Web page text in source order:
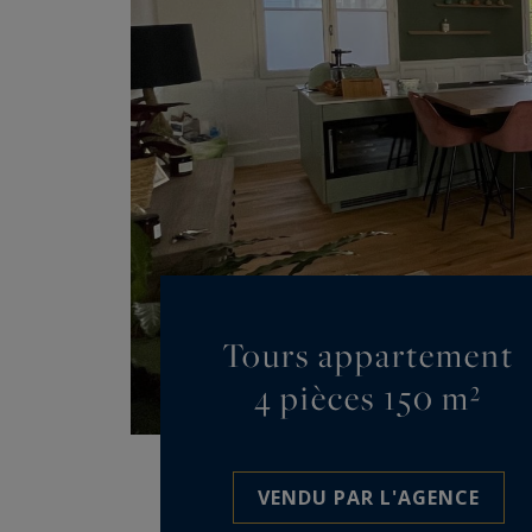
Tours appartement
4 pièces 150 m²
VENDU PAR L'AGENCE